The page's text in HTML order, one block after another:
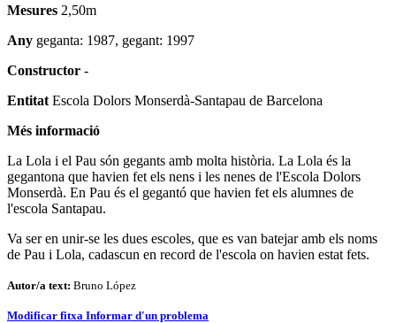
Mesures 2,50m
Any geganta: 1987, gegant: 1997
Constructor -
Entitat Escola Dolors Monserdà-Santapau de Barcelona
Més informació
La Lola i el Pau són gegants amb molta història. La Lola és la
gegantona que havien fet els nens i les nenes de l'Escola Dolors
Monserdà. En Pau és el gegantó que havien fet els alumnes de
l'escola Santapau.
Va ser en unir-se les dues escoles, que es van batejar amb els noms
de Pau i Lola, cadascun en record de l'escola on havien estat fets.
Autor/a text: Bruno López
Modificar fitxa Informar d'un problema